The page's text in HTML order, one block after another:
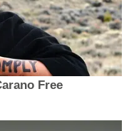
Free